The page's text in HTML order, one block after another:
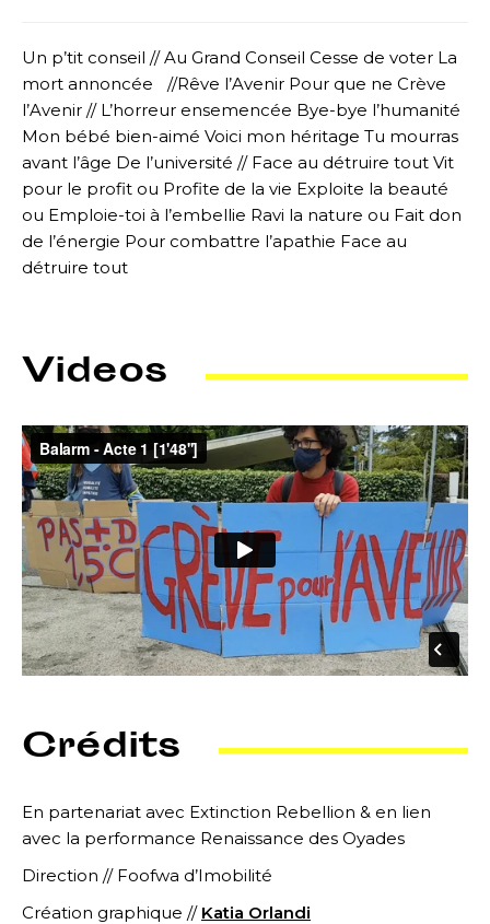
Un p’tit conseil // Au Grand Conseil Cesse de voter La
mort annoncée //Rêve l’Avenir Pour que ne Crève
l’Avenir // L’horreur ensemencée Bye-bye l’humanité
Mon bébé bien-aimé Voici mon héritage Tu mourras
avant l’âge De l’université // Face au détruire tout Vit
pour le profit ou Profite de la vie Exploite la beauté
ou Emploie-toi à l’embellie Ravi la nature ou Fait don
de l’énergie Pour combattre l’apathie Face au
détruire tout
Videos
Crédits
En partenariat avec Extinction Rebellion & en lien
avec la performance Renaissance des Oyades
Direction // Foofwa d’Imobilité
Création graphique // Katia Orlandi